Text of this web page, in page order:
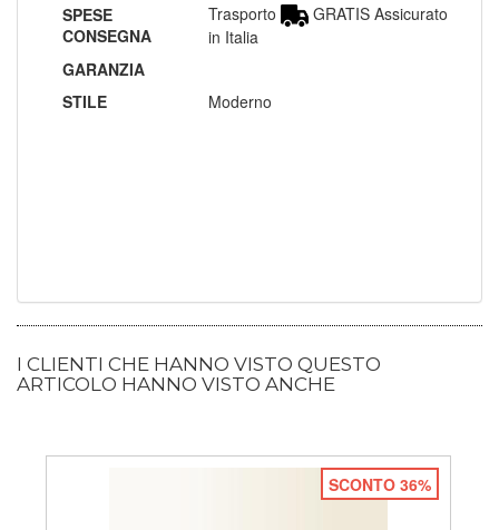
SPESE
CONSEGNA
Trasporto
GRATIS Assicurato
in Italia
GARANZIA
STILE
Moderno
I CLIENTI CHE HANNO VISTO QUESTO
ARTICOLO HANNO VISTO ANCHE
SCONTO 36%